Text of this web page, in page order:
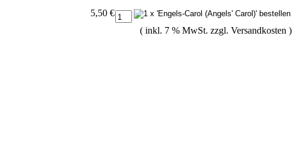
5,50 €
( inkl. 7 % MwSt. zzgl. Versandkosten )